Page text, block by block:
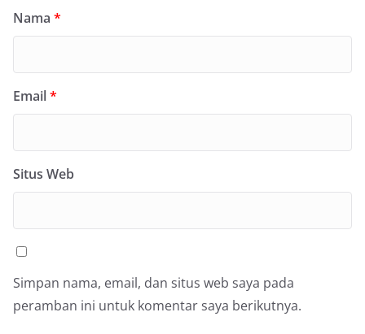
Nama *
Email*
Situs Web
Simpan nama, email, dan situs web saya pada
peramban ini untuk komentar saya berikutnya.